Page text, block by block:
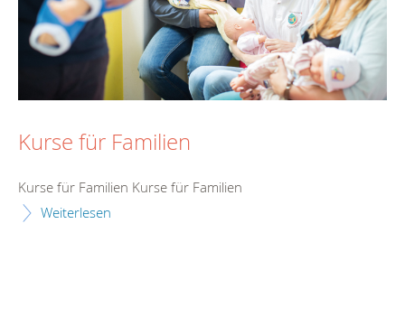
Kurse für Familien
Kurse für Familien Kurse für Familien
Weiterlesen